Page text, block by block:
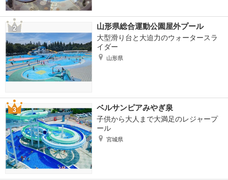
山形県総合運動公園屋外プール
大型滑り台と大迫力のウォータースラ
イダー
山形県
ベルサンピアみやぎ泉
子供から大人まで大満足のレジャープ
ール
宮城県